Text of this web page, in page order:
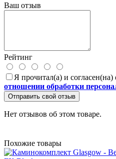
Ваш отзыв
Рейтинг
Я прочитал(а) и согласен(на)
отношении обработки
Отправить свой отзыв
Нет отзывов об этом товаре.
Похожие товары